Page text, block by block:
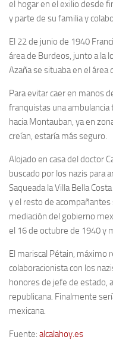
Noticias
Tienda
el hogar en el exilio desde
y parte de su familia y
El 22 de junio de 1940
área de Burdeos, junto a la
Azaña se situaba en el área
Para evitar caer en manos
franquistas una ambulancia
hacia Montauban, ya en
creían, estaría más seguro.
Alojado en casa del doctor
buscado por los nazis para
Saqueada la Villa Bella
y el resto de
mediación del gobierno
el 16 de octubre de 1940 y
El mariscal Pétain, máximo
colaboracionista con los
honores de jefe de estado,
republicana. Finalmente
mexicana.
Fuente: alcalahoy.es